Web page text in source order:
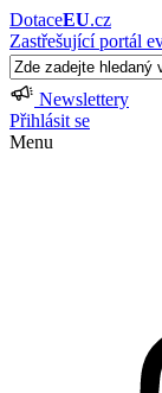
DotaceEU.cz
Zastřešující portál
Newslettery
Přihlásit se
Menu